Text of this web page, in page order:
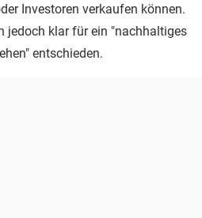
Investoren verkaufen können.
jedoch klar für ein "nachhaltiges
entschieden.